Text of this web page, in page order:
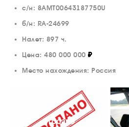
с/н: 8АМТ00643187750U
б/н: RA-24699
Налет: 897 ч.
Цена: 480 000 000 ₽
Место нахождения: Россия
Prodano